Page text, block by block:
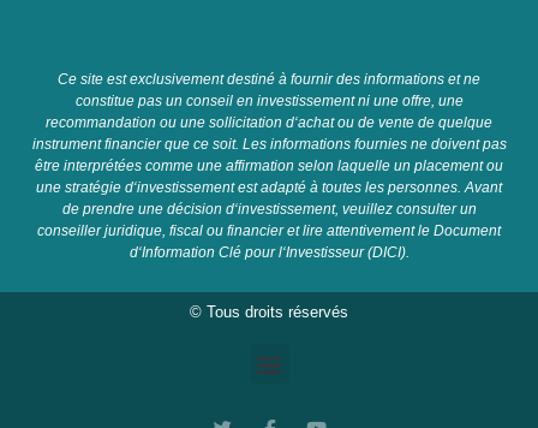
Ce site estexclusivementdestiné à fournirdes informations etne
constituepasun conseilen investissementniuneoffre, une
recommandation ou une sollicitation d‘achatou de vente de quelque
instrumentfinancierquecesoit. Lesinformationsfourniesnedoiventpas
être interprétées comme une affirmation selon laquelle un placementou
une stratégie d‘investissementestadapté à toutes les personnes. Avant
deprendreunedécision d‘investissement, veuillezconsulterun
conseillerjuridique, fiscal ou financieretlire attentivementle Document
d‘Information Clépourl‘Investisseur(DICI).
© Tous droits réservés